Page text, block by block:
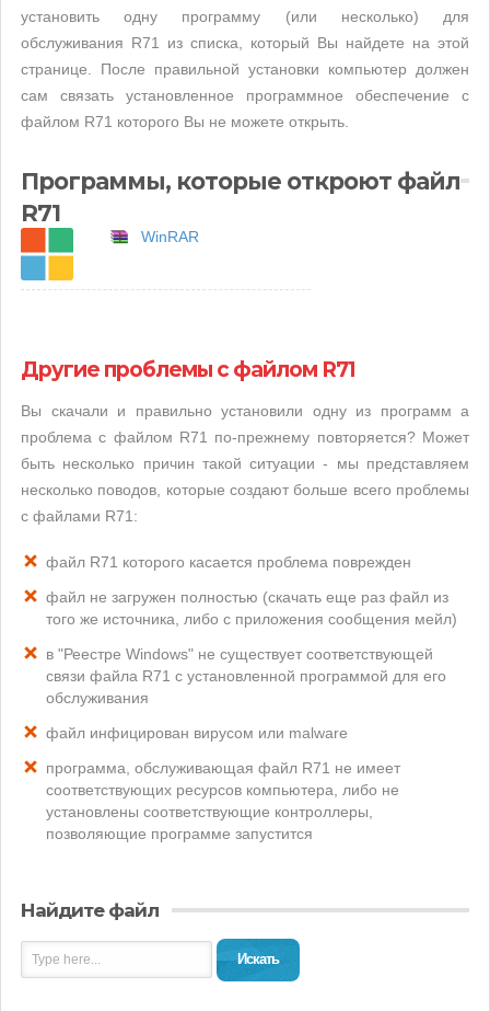
установить одну программу (или несколько) для
обслуживания R71 из списка, который Вы найдете на этой
странице. После правильной установки компьютер должен
сам связать установленное программное обеспечение с
файлом R71 которого Вы не можете открыть.
Программы, которые откроют файл
R71
WinRAR
Другие проблемы с файлом R71
Вы скачали и правильно установили одну из программ а
проблема с файлом R71 по-прежнему повторяется? Может
быть несколько причин такой ситуации - мы представляем
несколько поводов, которые создают больше всего проблемы
с файлами R71:
файл R71 которого касается проблема поврежден
файл не загружен полностью (скачать еще раз файл из
того же источника, либо с приложения сообщения мейл)
в "Реестре Windows" не существует соответствующей
связи файла R71 с установленной программой для его
обслуживания
файл инфицирован вирусом или malware
программа, обслуживающая файл R71 не имеет
соответствующих ресурсов компьютера, либо не
установлены соответствующие контроллеры,
позволяющие программе запустится
Найдите файл
Искать